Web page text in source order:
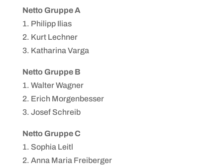
Netto Gruppe A
1. Philipp Ilias
2. Kurt Lechner
3. Katharina Varga
Netto Gruppe B
1. Walter Wagner
2. Erich Morgenbesser
3. Josef Schreib
Netto Gruppe C
1. Sophia Leitl
2. Anna Maria Freiberger